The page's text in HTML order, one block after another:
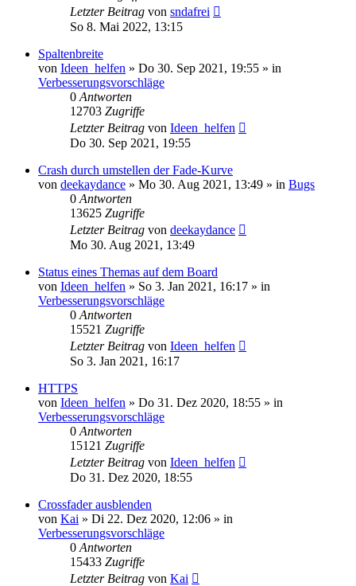
Letzter Beitrag von sndafrei
So 8. Mai 2022, 13:15
Spaltenbreite
von Ideen_helfen » Do 30. Sep 2021, 19:55 » in
Verbesserungsvorschläge
0 Antworten
12703 Zugriffe
Letzter Beitrag von Ideen_helfen
Do 30. Sep 2021, 19:55
Crash durch umstellen der Fade-Kurve
von deekaydance » Mo 30. Aug 2021, 13:49 » in Bugs
0 Antworten
13625 Zugriffe
Letzter Beitrag von deekaydance
Mo 30. Aug 2021, 13:49
Status eines Themas auf dem Board
von Ideen_helfen » So 3. Jan 2021, 16:17 » in
Verbesserungsvorschläge
0 Antworten
15521 Zugriffe
Letzter Beitrag von Ideen_helfen
So 3. Jan 2021, 16:17
HTTPS
von Ideen_helfen » Do 31. Dez 2020, 18:55 » in
Verbesserungsvorschläge
0 Antworten
15121 Zugriffe
Letzter Beitrag von Ideen_helfen
Do 31. Dez 2020, 18:55
Crossfader ausblenden
von Kai » Di 22. Dez 2020, 12:06 » in
Verbesserungsvorschläge
0 Antworten
15433 Zugriffe
Letzter Beitrag von Kai